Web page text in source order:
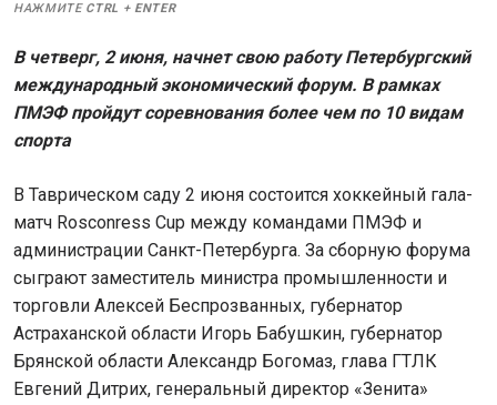
НАЖМИТЕ CTRL + ENTER
В четверг, 2 июня, начнет свою работу Петербургский
международный экономический форум. В рамках
ПМЭФ пройдут соревнования более чем по 10 видам
спорта
В Таврическом саду 2 июня состоится хоккейный гала-
матч Rosconress Cup между командами ПМЭФ и
администрации Санкт-Петербурга. За сборную форума
сыграют заместитель министра промышленности и
торговли Алексей Беспрозванных, губернатор
Астраханской области Игорь Бабушкин, губернатор
Брянской области Александр Богомаз, глава ГТЛК
Евгений Дитрих, генеральный директор «Зенита»